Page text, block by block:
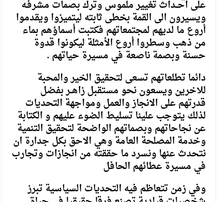
على احــداث تغيير ملموس وترك بصمات مشرفـه
ويسيرون الى القمة بخطى ثابته ليتميزوا ويقدموا
أروع ما لديهم لمجتمعاتهم فكتبت أسماؤهم بماء
من ذهب وسطروا أروع الأمثلة ليكونوا قدوة
حسنة وبصمة ناصعة في مسيرة حياتهم .
دائما تطلعاتهم تسعى لتحقيق الخير والمحبة
للاخرين ويسعون نحو مستقبل زاهــر بفضل
قدرتهم على الانجاز والعمل ومواجهة التحديات
لذلك يتوجب علينا تسليط الضوء عليهم و الكتابة
عن نجاحاتهم وبصماتهم الواضحة لتحقيق التنمية
وخدمة المصلحة العامة وهي الاحق بكل جدارة ان
نتحدث عنها ونسرد ما حققته من انجازات وتجارب
في مسيرة عطائهم الحافل
وفي زمن تتعاظم فيه التحديات السياسية تبرز